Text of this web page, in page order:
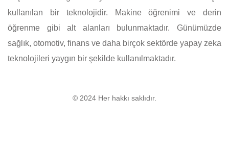
kullanılan bir teknolojidir. Makine öğrenimi ve derin
öğrenme gibi alt alanları bulunmaktadır. Günümüzde
sağlık, otomotiv, finans ve daha birçok sektörde yapay zeka
teknolojileri yaygın bir şekilde kullanılmaktadır.
© 2024 Her hakkı saklıdır.